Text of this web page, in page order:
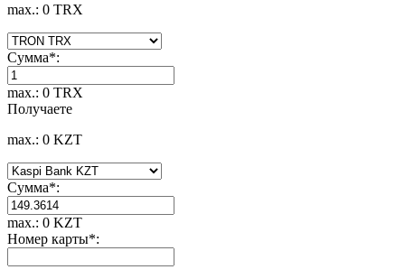
max.: 0 TRX
Сумма*:
max.: 0 TRX
Получаете
max.: 0 KZT
Сумма*:
max.: 0 KZT
Номер карты*: